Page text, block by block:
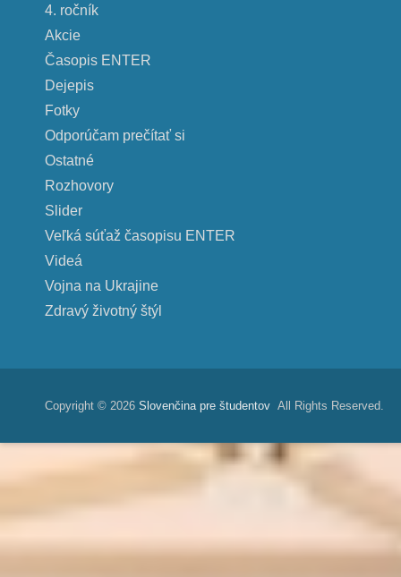
4. ročník
Akcie
Časopis ENTER
Dejepis
Fotky
Odporúčam prečítať si
Ostatné
Rozhovory
Slider
Veľká súťaž časopisu ENTER
Videá
Vojna na Ukrajine
Zdravý životný štýl
Copyright © 2026 Slovenčina pre študentov All Rights Reserved.